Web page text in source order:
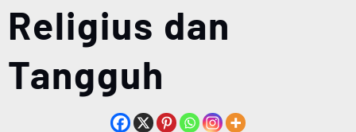
Religius dan
Tangguh